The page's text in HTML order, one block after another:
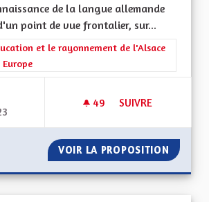
de la langue allemande
point de vue frontalier, sur...
de la catégorie : La Culture, l'Education et
et le rayonnement de l'Alsace
Europe
49 49 ABONNÉS
SUIVRE
VOIR LA PROPOSITION LIEUX